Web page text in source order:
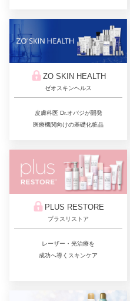
ZO SKIN HEALTH
ゼオスキンヘルス
皮膚科医 Dr.オバジが開発
医療機関向けの基礎化粧品
PLUS RESTORE
プラスリストア
レーザー・光治療を
成功へ導くスキンケア